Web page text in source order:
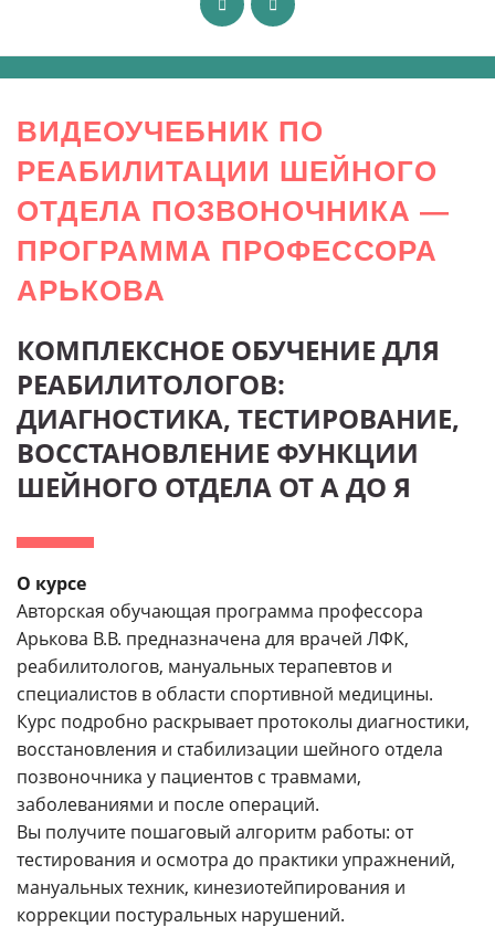
ВИДЕОУЧЕБНИК ПО
РЕАБИЛИТАЦИИ ШЕЙНОГО
ОТДЕЛА ПОЗВОНОЧНИКА —
ПРОГРАММА ПРОФЕССОРА
АРЬКОВА
КОМПЛЕКСНОЕ ОБУЧЕНИЕ ДЛЯ
РЕАБИЛИТОЛОГОВ:
ДИАГНОСТИКА, ТЕСТИРОВАНИЕ,
ВОССТАНОВЛЕНИЕ ФУНКЦИИ
ШЕЙНОГО ОТДЕЛА ОТ А ДО Я
О курсе
Авторская обучающая программа профессора
Арькова В.В. предназначена для врачей ЛФК,
реабилитологов, мануальных терапевтов и
специалистов в области спортивной медицины.
Курс подробно раскрывает протоколы диагностики,
восстановления и стабилизации шейного отдела
позвоночника у пациентов с травмами,
заболеваниями и после операций.
Вы получите пошаговый алгоритм работы: от
тестирования и осмотра до практики упражнений,
мануальных техник, кинезиотейпирования и
коррекции постуральных нарушений.